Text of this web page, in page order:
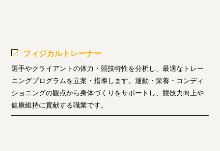
フィジカルトレーナー
選手やクライアントの体力・競技特性を分析し、最適なトレー
ニングプログラムを立案・指導します。運動・栄養・コンディ
ショニングの観点から身体づくりをサポートし、競技力向上や
健康維持に貢献する職業です。